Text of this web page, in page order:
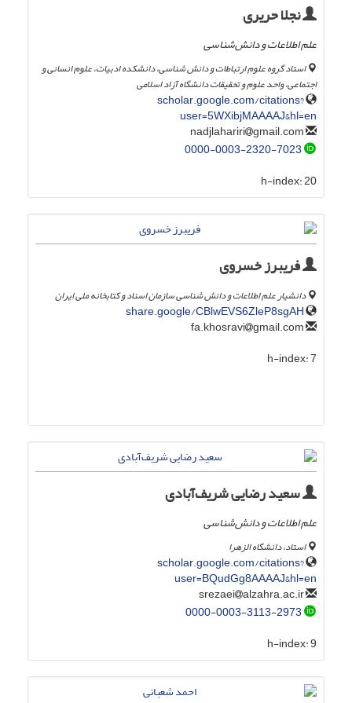
نجلا حریری
‌علم اطلاعات و دانش‌شناسی
استاد گروه علوم ارتباطات و دانش شناسی، دانشکده ادبیات، علوم انسانی و
اجتماعی، واحد علوم و تحقیقات دانشگاه آزاد اسلامی
scholar.google.com/citations?
user=5WXibjMAAAAJ&hl=en
gmail.com
0000-0003-2320-7023
h-index:20
فریبرز خسروی
دانشیار علم اطلاعات و دانش شناسی سازمان اسناد و کتابخانه ملی ایران
share.google/CBlwEVS6ZleP8sgAH
gmail.com
h-index:7
سعید رضایی شریف‌آبادی
علم اطلاعات و دانش‌شناسی
استاد، دانشگاه الزهرا
scholar.google.com/citations?
user=BQudGg8AAAAJ&hl=en
alzahra.ac.ir
0000-0003-3113-2973
h-index:9